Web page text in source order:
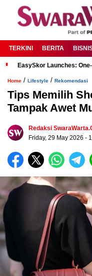
TERKINI BERITA
EasySkor Launches:
Home / Lifestyle / Rekomendasi
Tips Memilih
Tampak Awet
Redaksi
Friday, 29 May 2026 -